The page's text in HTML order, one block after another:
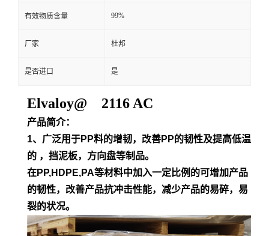
有效物质含量 99%
厂家 杜邦
是否进口 是
Elvaloy@ 2116 AC
产品简介：
1、广泛用于PP料的增韧，改善PP的韧性及提高低温
的 ，挡泥板，方向盘等制品。
在PP,HDPE,PA等材料中加入一定比例的可增加产品
的韧性，改善产品抗冲击性能，减少产品的易碎，易
裂的状况。